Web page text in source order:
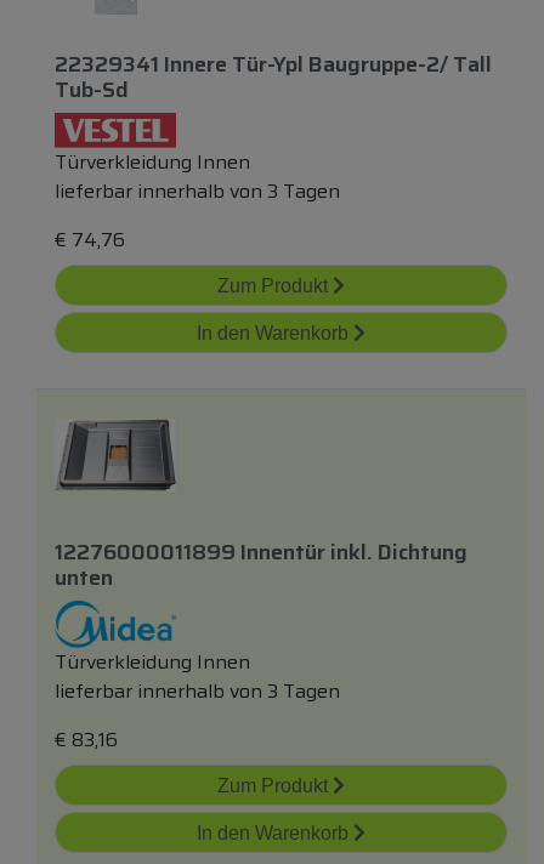
22329341 Innere Tür-Ypl Baugruppe-2/ Tall
Tub-Sd
Türverkleidung Innen
lieferbar innerhalb von 3 Tagen
€ 74,76
Zum Produkt
In den Warenkorb
12276000011899 Innentürinkl. Dichtung
unten
Türverkleidung Innen
lieferbar innerhalb von 3 Tagen
€ 83,16
Zum Produkt
In den Warenkorb